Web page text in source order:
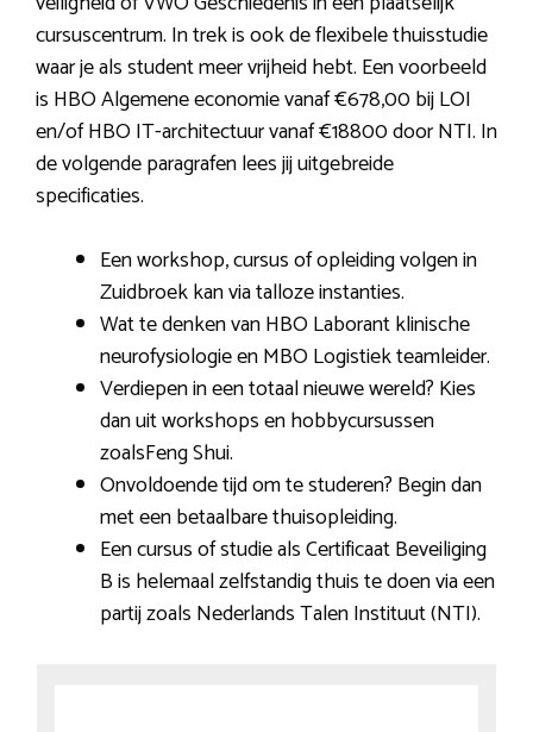
cursuscentrum. In trek is ook de flexibele thuisstudie
waar je als student meer vrijheid hebt. Een voorbeeld
is HBO Algemene economie vanaf €678,00 bij LOI
en/of HBO IT-architectuur vanaf €18800 door NTI. In
de volgende paragrafen lees jij uitgebreide
specificaties.
Een workshop, cursus of opleiding volgen in
Zuidbroek kan via talloze instanties.
Wat te denken van HBO Laborant klinische
neurofysiologie en MBO Logistiek teamleider.
Verdiepen in een totaal nieuwe wereld? Kies
dan uit workshops en hobbycursussen
zoalsFeng Shui.
Onvoldoende tijd om te studeren? Begin dan
met een betaalbare thuisopleiding.
Een cursus of studie als Certificaat Beveiliging
B is helemaal zelfstandig thuis te doen via een
partij zoals Nederlands Talen Instituut (NTI).